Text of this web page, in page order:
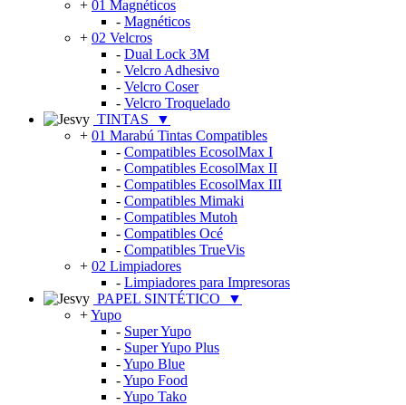
+ 01 Magnéticos
- Magnéticos
+ 02 Velcros
- Dual Lock 3M
- Velcro Adhesivo
- Velcro Coser
- Velcro Troquelado
TINTAS
▼
+ 01 Marabú Tintas Compatibles
- Compatibles EcosolMax I
- Compatibles EcosolMax II
- Compatibles EcosolMax III
- Compatibles Mimaki
- Compatibles Mutoh
- Compatibles Océ
- Compatibles TrueVis
+ 02 Limpiadores
- Limpiadores para Impresoras
PAPEL SINTÉTICO
▼
+Yupo
- Super Yupo
- Super Yupo Plus
-Yupo Blue
-Yupo Food
-Yupo Tako